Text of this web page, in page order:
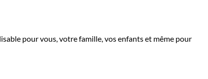
pour vous, votre famille, vos enfants et même pour